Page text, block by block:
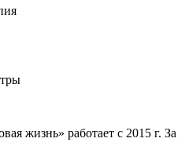
жизнь» работает с 2015 г. За